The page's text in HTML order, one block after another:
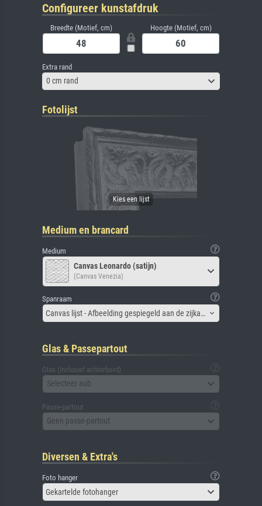
Configureer kunstafdruk
Breedte (Motief, cm) Hoogte (Motief, cm)
Extra rand
0 cm rand
Fotolijst
Medium en brancard
Medium
Canvas Leonardo (satijn)
(Canvas Venezia)
Spanraam
Canvas lijst - Afbeelding gespiegeld aan de zijkant
Glas & Passepartout
Glas (inclusief achterbord)
Selecteer aub
Passe-partout
Geen passe-partout
Diversen & Extra's
Foto hanger
Gekartelde fotohanger